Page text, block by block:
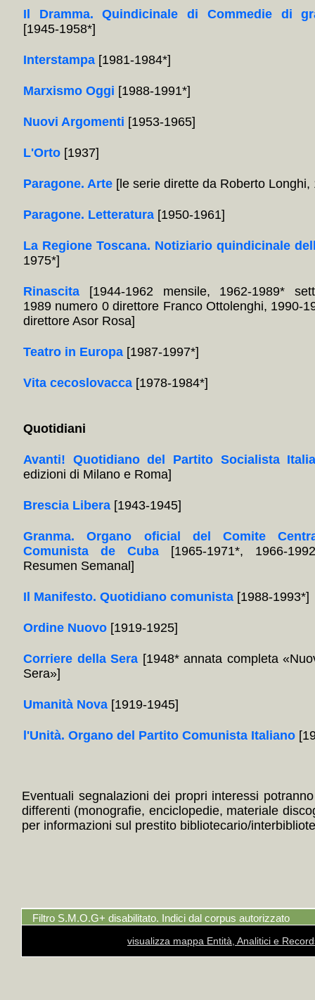
Il Dramma. Quindicinale di Commedie di
[1945-1958*]
Interstampa [1981-1984*]
Marxismo Oggi [1988-1991*]
Nuovi Argomenti [1953-1965]
L'Orto [1937]
Paragone. Arte [le serie dirette da Roberto Longhi,
Paragone. Letteratura [1950-1961]
La Regione Toscana. Notiziario quindicinale
1975*]
Rinascita [1944-1962 mensile, 1962-1989*
1989 numero 0 direttore Franco Ottolenghi, 1990-
direttore Asor Rosa]
Teatro in Europa [1987-1997*]
Vita cecoslovacca [1978-1984*]
Quotidiani
Avanti! Quotidiano del Partito Socialista
edizioni di Milano e Roma]
Brescia Libera [1943-1945]
Granma. Organo oficial del Comite
Comunista de Cuba [1965-1971*, 1966-
Resumen Semanal]
Il Manifesto. Quotidiano comunista [1988-1993*]
Ordine Nuovo [1919-1925]
Corriere della Sera [1948* annata completa
Sera»]
Umanità Nova [1919-1945]
l'Unità. Organo del Partito Comunista Italiano
Eventuali segnalazioni dei propri interessi
differenti (monografie, enciclopedie, materiale
per informazioni sul prestito bibliotecario/
Filtro S.M.O.G+ disabilitato. Indici dal corpus autorizzato
visualizza mappa Entità, Analitici e